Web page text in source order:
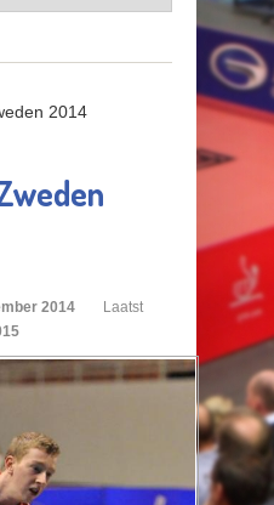
2014
2014
Laatst